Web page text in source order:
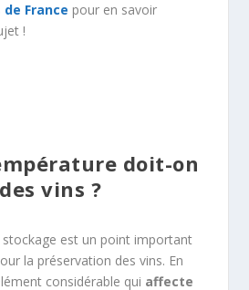
France pour en savoir
!
doit-on
vins ?
est un point important
la préservation des vins. En
considérable qui affecte